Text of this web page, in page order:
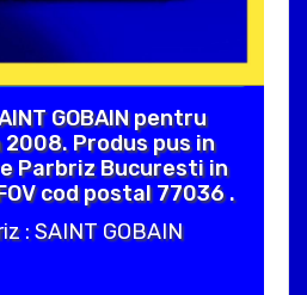
GOBAIN pentru
2008. Produs pus in
Parbriz Bucuresti in
cod postal 77036 .
: SAINT GOBAIN